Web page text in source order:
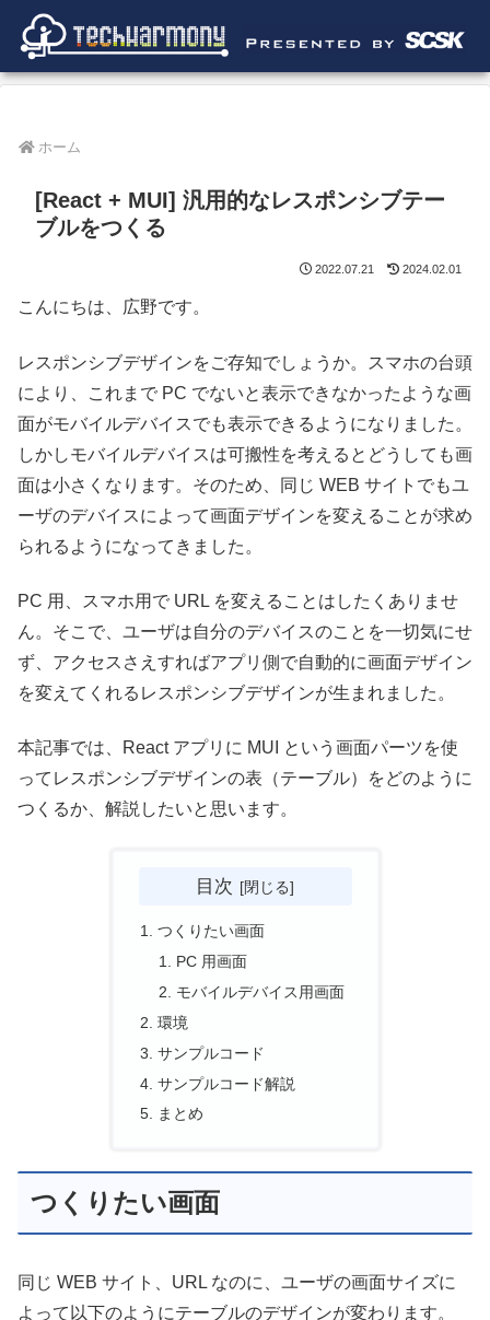
ホーム
[React + MUI] 汎用的なレスポンシブテー
ブルをつくる
2022.07.21 2024.02.01
こんにちは、広野です。
レスポンシブデザインをご存知でしょうか。スマホの台頭
により、これまで PC でないと表示できなかったような画
面がモバイルデバイスでも表示できるようになりました。
しかしモバイルデバイスは可搬性を考えるとどうしても画
面は小さくなります。そのため、同じ WEB サイトでもユ
ーザのデバイスによって画面デザインを変えることが求め
られるようになってきました。
PC 用、スマホ用で URL を変えることはしたくありませ
ん。そこで、ユーザは自分のデバイスのことを一切気にせ
ず、アクセスさえすればアプリ側で自動的に画面デザイン
を変えてくれるレスポンシブデザインが生まれました。
本記事では、React アプリに MUI という画面パーツを使
ってレスポンシブデザインの表（テーブル）をどのように
つくるか、解説したいと思います。
目次
つくりたい画面
PC 用画面
モバイルデバイス用画面
環境
サンプルコード
サンプルコード解説
まとめ
つくりたい画面
同じ WEB サイト、URL なのに、ユーザの画面サイズに
よって以下のようにテーブルのデザインが変わります。